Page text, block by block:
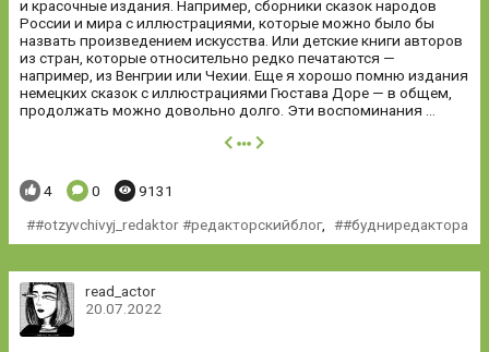
и красочные издания. Например, сборники сказок народов
России и мира с иллюстрациями, которые можно было бы
назвать произведением искусства. Или детские книги авторов
из стран, которые относительно редко печатаются —
например, из Венгрии или Чехии. Еще я хорошо помню издания
немецких сказок с иллюстрациями Гюстава Доре — в общем,
продолжать можно довольно долго. Эти воспоминания ...
далее
Понравилось:
4 Комментариев:
0 Просмотров:
9131
#otzyvchivyj_redaktor #редакторскийблог, #будниредактора
read_actor
20.07.2022